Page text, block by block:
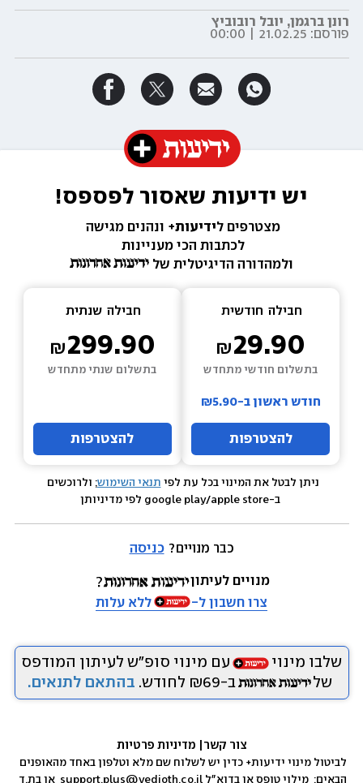
רונן ברגמן, יובל רובוביץ
פורסם: 21.02.25 | 00:00
יש ידיעות שאסור לפספס!
מצטרפים לידיעות+ ונהנים מגישה
לכתבות הכי מעניינות
ולמהדורה הדיגיטלית של
חבילה חודשית
29.90
בתשלום חודשי מתחדש
חודש ראשון ב-₪5.90
להצטרפות
חבילה שנתית
299.90
בתשלום שנתי מתחדש
להצטרפות
ניתן לבטל את המינוי בכל עת לפי תנאי השימוש; ולרוכשים
כבר מנויים? כניסה
מנויים לעיתון
צרו חשבון ל-
ללא עלות
שלבו מינוי
עם מינוי סופ״ש לעיתון המודפס
של
ב-₪69 לחודש. בהתאם לתנאים.
צור קשר
הבאים: מילוי טופס או בדוא״ל support.plus@yedioth.co.il